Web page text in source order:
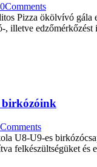
0Comments
Pizza ökölvívó gála
, illetve
birkózóink
Comments
U8-U9-es
felkészültségüket